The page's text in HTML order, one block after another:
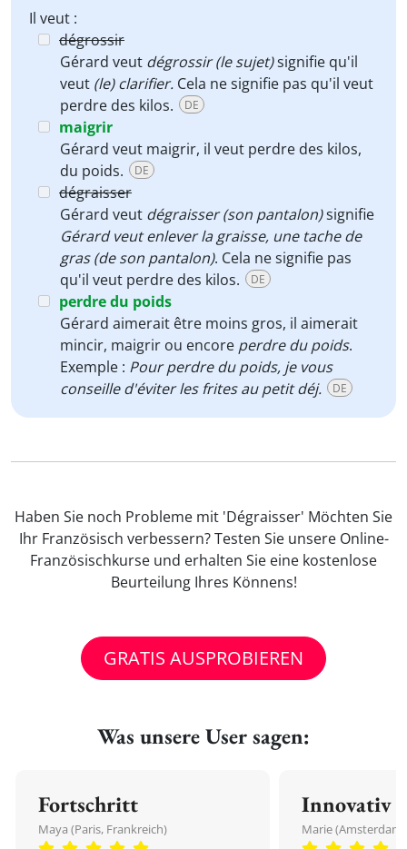
Il veut :
dégrossir
Gérard veut dégrossir (le sujet)signifie qu'il
veut (le) clarifier. Cela ne signifie pas qu'il veut
perdre des kilos.
DE
maigrir
Gérard veut maigrir, il veut perdre des kilos,
du poids.
DE
dégraisser
Gérard veut dégraisser (son pantalon)signifie
Gérard veut enlever la graisse, une tache de
gras (de son pantalon). Cela ne signifie pas
qu'il veut perdre des kilos.
DE
perdre du poids
Gérard aimerait être moins gros, il aimerait
mincir, maigrir ou encore perdre du poids.
Exemple : Pour perdre du poids, je vous
conseille d'éviter les frites au petit déj.
DE
Haben Sie noch Probleme mit 'Dégraisser' Möchten Sie
Ihr Französisch verbessern? Testen Sie unsere Online-
Französischkurse und erhalten Sie eine kostenlose
Beurteilung Ihres Könnens!
GRATIS AUSPROBIEREN
Was unsere User sagen:
Fortschritt
Maya (Paris, Frankreich)
Innovativ
Marie